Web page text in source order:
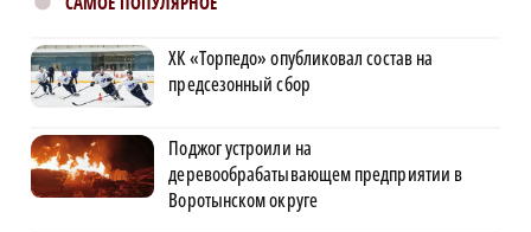
ХК «Торпедо» опубликовал состав на
предсезонный сбор
Поджог устроили на
деревообрабатывающем предприятии в
Воротынском округе